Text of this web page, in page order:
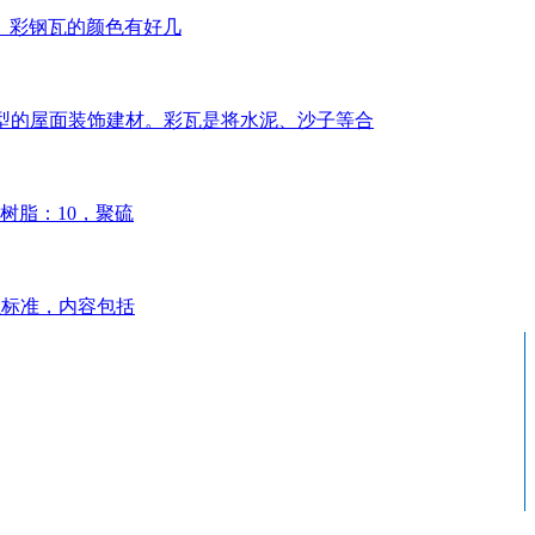
彩钢瓦的颜色有好几
的屋面装饰建材。彩瓦是将水泥、沙子等合
脂：10，聚硫
准，内容包括